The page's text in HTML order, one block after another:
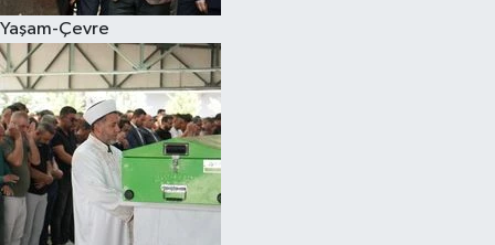
Yaşam-Çevre
Teknoloji
Televizyon
Yaşam-Çevre